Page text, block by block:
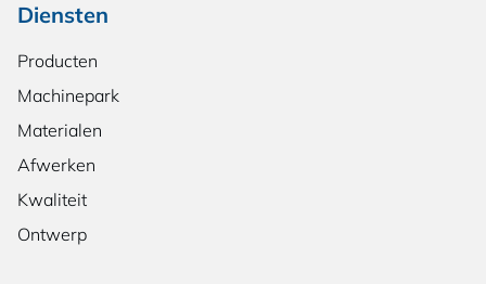
Diensten
Producten
Machinepark
Materialen
Afwerken
Kwaliteit
Ontwerp